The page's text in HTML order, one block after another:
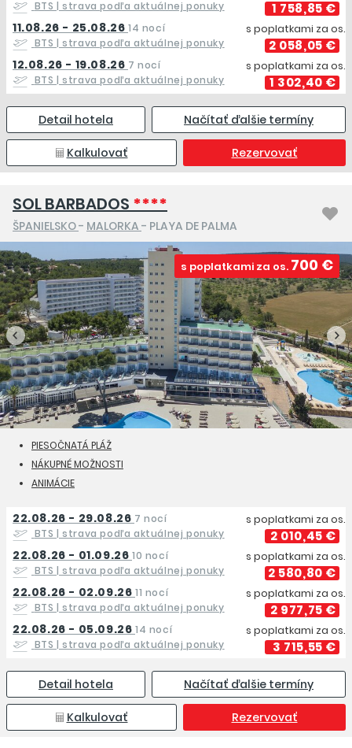
BTS| strava podľa aktuálnej ponuky 1 758,85 €
11.08.26 - 25.08.26 14 nocí
BTS| strava podľa aktuálnej ponuky
s poplatkami za os.
2 058,05 €
12.08.26 - 19.08.26 7 nocí
BTS| strava podľa aktuálnej ponuky
s poplatkami za os.
1 302,40 €
Detail hotela Načítať ďalšie termíny
Kalkulovať Rezervovať
SOL BARBADOS ****
ŠPANIELSKO- MALORKA - PLAYA DE PALMA
s poplatkami za os. 700 €
PIESOČNATÁ PLÁŽ
NÁKUPNÉ MOŽNOSTI
ANIMÁCIE
22.08.26 - 29.08.26 7 nocí
BTS| strava podľa aktuálnej ponuky
s poplatkami za os.
2 010,45 €
22.08.26 - 01.09.26 10 nocí
BTS| strava podľa aktuálnej ponuky
s poplatkami za os.
2 580,80 €
22.08.26 - 02.09.26 11 nocí
BTS| strava podľa aktuálnej ponuky
s poplatkami za os.
2 977,75 €
22.08.26 - 05.09.26 14 nocí
BTS| strava podľa aktuálnej ponuky
s poplatkami za os.
3 715,55 €
Detail hotela Načítať ďalšie termíny
Kalkulovať Rezervovať